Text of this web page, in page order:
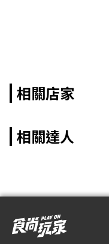
相關店家
相關達人